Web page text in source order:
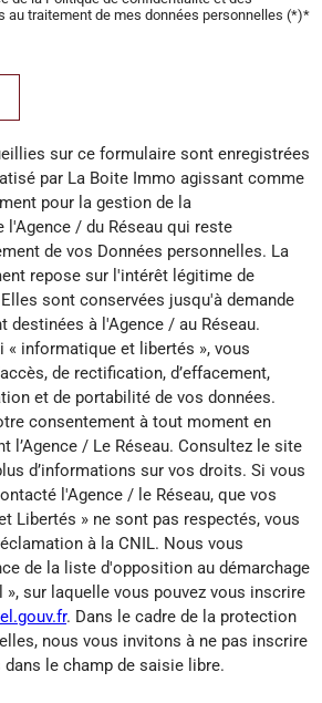
au traitement de mes données personnelles (*)*
sur ce formulaire sont enregistrées
par La Boite Immo agissant comme
pour la gestion de la
/ du Réseau qui reste
de vos Données personnelles. La
repose sur l'intérêt légitime de
sont conservées jusqu'à demande
destinées à l'Agence / au Réseau.
informatique et libertés », vous
de rectification, d’effacement,
et de portabilité de vos données.
consentement à tout moment en
l’Agence / Le Réseau. Consultez le site
d’informations sur vos droits. Si vous
l'Agence / le Réseau, que vos
Libertés » ne sont pas respectés, vous
à la CNIL. Nous vous
de la liste d'opposition au démarchage
sur laquelle vous pouvez vous inscrire
. Dans le cadre de la protection
nous vous invitons à ne pas inscrire
le champ de saisie libre.